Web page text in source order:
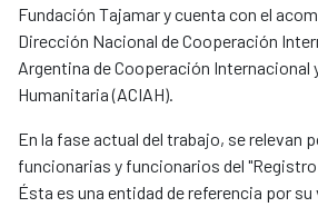
Fundación Tajamar y cuenta con el
Dirección Nacional de Cooperación
Argentina de Cooperación Internacional
Humanitaria (ACIAH).
En la fase actual del trabajo, se relevan
funcionarias y funcionarios del "Registro
Ésta es una entidad de referencia por